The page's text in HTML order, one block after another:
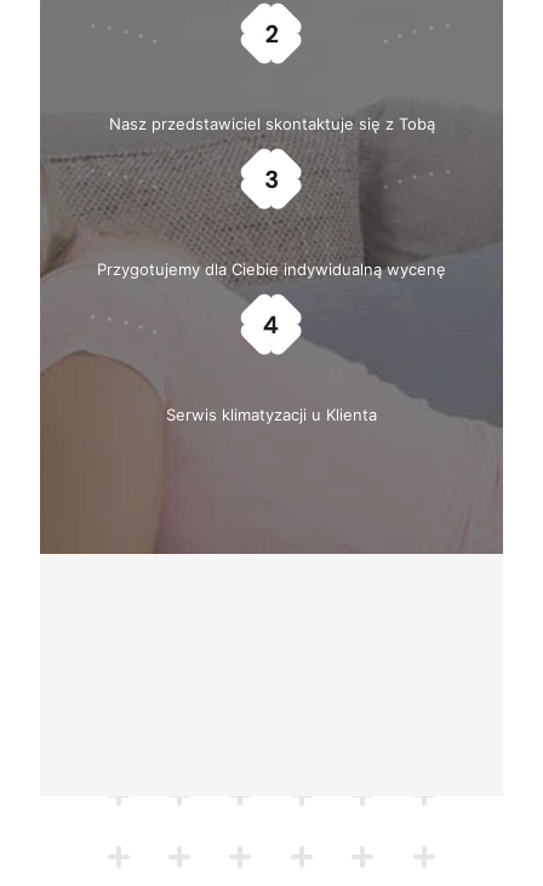
Nasz przedstawiciel skontaktuje się z Tobą
Przygotujemy dla Ciebie indywidualną wycenę
Serwis klimatyzacji u Klienta